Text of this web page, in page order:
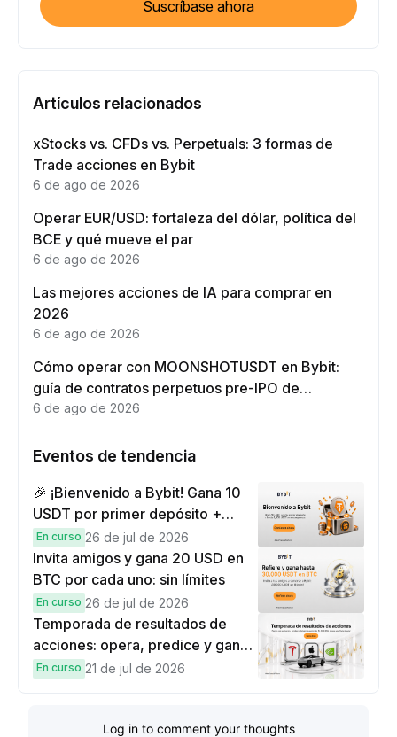
Suscríbase ahora
Artículos relacionados
xStocks vs. CFDs vs. Perpetuals: 3 formas de
Trade acciones en Bybit
6 de ago de 2026
Operar EUR/USD: fortaleza del dólar, política del
BCE y qué mueve el par
6 de ago de 2026
Las mejores acciones de IA para comprar en
2026
6 de ago de 2026
Cómo operar con MOONSHOTUSDT en Bybit:
guía de contratos perpetuos pre-IPO de
Moonshot AI
6 de ago de 2026
Eventos de tendencia
🎉 ¡Bienvenido a Bybit! Gana 10
USDT por primer depósito +
hasta 9,999 USDT en
recompensas
En curso 26 de jul de 2026
Invita amigos y gana 20 USD en
BTC por cada uno: sin límites
En curso 26 de jul de 2026
Temporada de resultados de
acciones: opera, predice y gana
una Cybertruck.
En curso 21 de jul de 2026
Log in to comment your thoughts